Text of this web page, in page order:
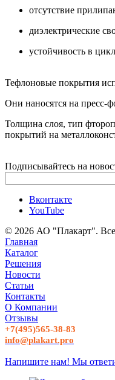
отсутствие
диэлектрические
устойчивость в
Тефлоновые покрытия
Они наносятся на пресс-
Толщина слоя, тип
покрытий на
Подписывайтесь на
Вконтакте
YouTube
© 2026 АО "Плакарт".
Главная
Каталог
Решения
Новости
Статьи
Контакты
О Компании
Отзывы
+7(495)565-38-83
info@plakart.pro
Напишите нам! Мы